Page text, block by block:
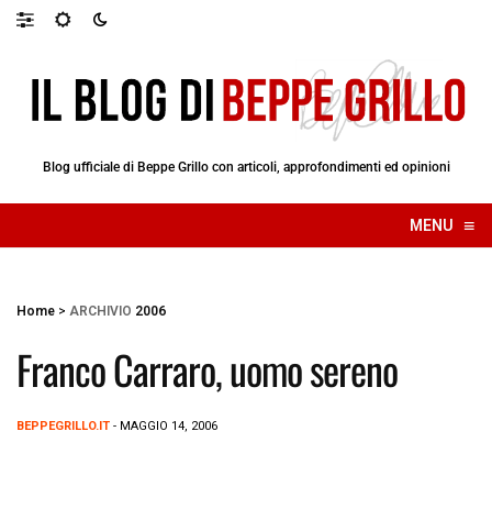
Blog ufficiale di Beppe Grillo con articoli, approfondimenti ed opinioni
MENU ≡
☰
Home > ARCHIVIO 2006
Franco Carraro, uomo sereno
BEPPEGRILLO.IT - MAGGIO 14, 2006